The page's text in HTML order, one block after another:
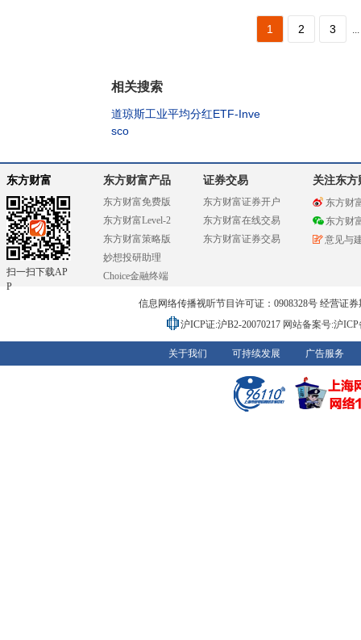
1 2 3 ...
相关搜索
道琼斯工业平均分红ETF-Inve
sco
东方财富
扫一扫下载AP
P
东方财富产品
东方财富免费版
东方财富Level-2
东方财富策略版
妙想投研助理
Choice金融终端
证券交易
东方财富证券开户
东方财富在线交易
东方财富证券交易
关注东方
东方财
东方财
意见与
信息网络传播视听节目许可证：0908328号 经营证
沪ICP证:沪B2-20070217 网站备案号:沪
关于我们 可持续发展 广告服务